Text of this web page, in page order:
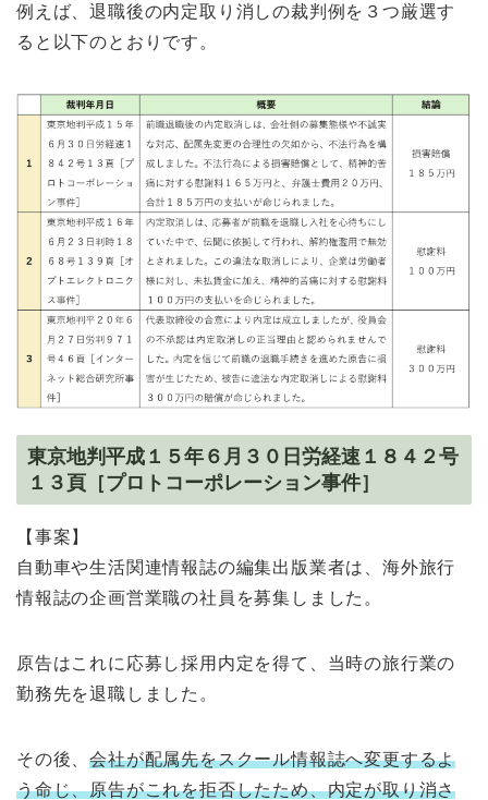
例えば、退職後の内定取り消しの裁判例を３つ厳選す
ると以下のとおりです。
東京地判平成１５年６月３０日労経速１８４２号
１３頁［プロトコーポレーション事件］
【事案】
自動車や生活関連情報誌の編集出版業者は、海外旅行
情報誌の企画営業職の社員を募集しました。
原告はこれに応募し採用内定を得て、当時の旅行業の
勤務先を退職しました。
その後、会社が配属先をスクール情報誌へ変更するよ
う命じ、原告がこれを拒否したため、内定が取り消さ